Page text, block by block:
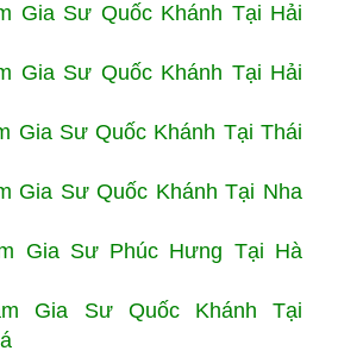
Gia Sư Quốc Khánh Tại Hải
Gia Sư Quốc Khánh Tại Hải
Gia SưQuốc Khánh Tại Thái
Gia Sư Quốc Khánh Tại Nha
Gia Sư Phúc Hưng Tại Hà
Gia Sư Quốc Khánh Tại